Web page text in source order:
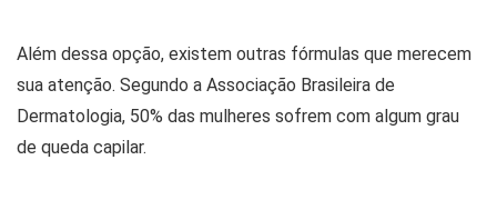
Além dessa opção, existem outras fórmulas que merecem
sua atenção. Segundo a Associação Brasileira de
Dermatologia, 50% das mulheres sofrem com algum grau
de queda capilar.